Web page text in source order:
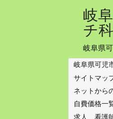
岐
チ科
岐阜県
岐阜県可児
サイトマッ
ネットから
自費価格一
求人 看護